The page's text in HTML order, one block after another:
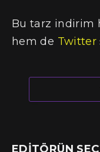
Bu tarz indirim
hem de Twitter
EDITÖRÜN